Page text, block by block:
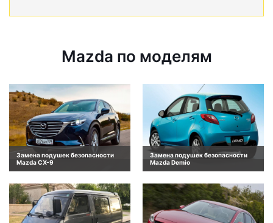
Mazda по моделям
Замена подушек безопасности
Mazda CX-9
Замена подушек безопасности
Mazda Demio